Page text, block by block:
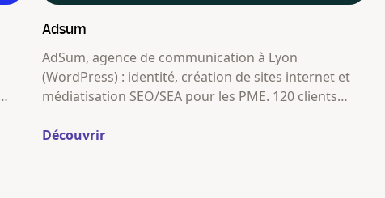
Adsum
AdSum, agence de communication à Lyon
(WordPress) : identité, création de sites internet et
médiatisation SEO/SEA pour les PME. 120 clients
Découvrir